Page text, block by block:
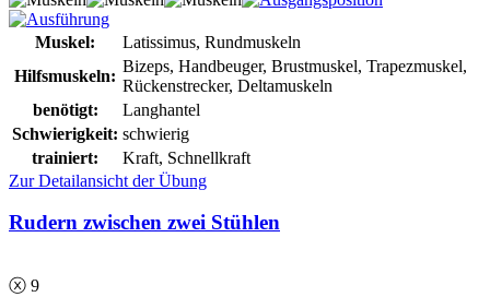
Muskel:
Latissimus, Rundmuskeln
Hilfsmuskeln:
Bizeps, Handbeuger, Brustmuskel, Trapezmuskel,
Rückenstrecker, Deltamuskeln
benötigt:
Langhantel
Schwierigkeit: schwierig
trainiert:
Kraft, Schnellkraft
Zur Detailansicht der Übung
Rudern zwischen zwei Stühlen
ⓧ 9